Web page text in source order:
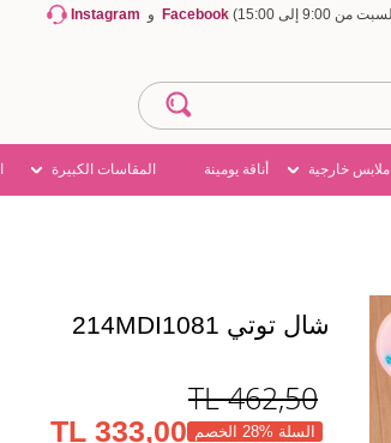
Facebook و Instagram
ملابس خارجية أناقة يومينة المقاسات الكبيرة
شال توتي 214MDI1081
462,50
TL
السلة %28 الخصم 333,00 TL